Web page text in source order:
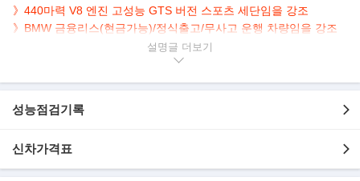
》440마력 V8 엔진 고성능 GTS 버전 스포츠 세단임을 강조
》BMW 금융리스(현금가능)/정식출고/무사고 운행 차량임을 강조
- 정식출고
- 77,000km 실주행
- 440마력 4.8L V8 엔진
- 순백의 매력 화이트 바디
설명글
성능점검기록
신차가격표